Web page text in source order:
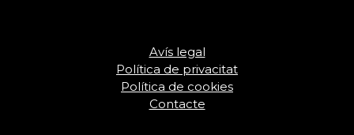
Avís legal
Política de privacitat
Política de cookies
Contacte